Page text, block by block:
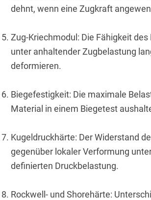
dehnt, wenn eine Zugkraft
Zug-Kriechmodul: Die Fähigkeit des
unter anhaltender Zugbelastung
deformieren.
Biegefestigkeit: Die maximale
Material in einem Biegetest
Kugeldruckhärte: Der Widerstand
gegenüber lokaler Verformung
definierten Druckbelastung.
Rockwell- und Shorehärte: